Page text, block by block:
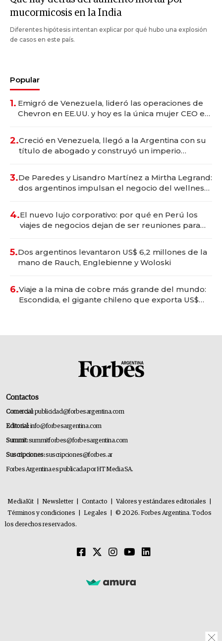
mucormicosis en la India
Diferentes hipótesis intentan explicar por qué hubo una explosión
de casos en este país.
Popular
1. Emigró de Venezuela, lideró las operaciones de
Chevron en EE.UU. y hoy es la única mujer CEO en
2.Creció en Venezuela, llegó a la Argentina con su
título de abogado y construyó un imperio
3.De Paredes y Lisandro Martínez a Mirtha Legrand:
dos argentinos impulsan el negocio del wellness
4.El nuevo lujo corporativo: por qué en Perú los
viajes de negocios dejan de ser reuniones para
5.Dos argentinos levantaron US$ 6,2 millones de la
mano de Rauch, Englebienne y Woloski
6.Viaje a la mina de cobre más grande del mundo:
Escondida, el gigante chileno que exporta US$
Contactos
Comercial:publicidad@forbesargentina.com
Editorial:info@forbesargentina.com
Summit:summitforbes@forbesargentina.com
Suscripciones:suscripciones@forbes.ar
Forbes Argentina es publicada por HT Media SA.
MediaKit Newsletter Contacto Valores y estándares editoriales
Términos y condiciones
Legales
© 2026. Forbes Argentina. Todos
los derechos reservados.